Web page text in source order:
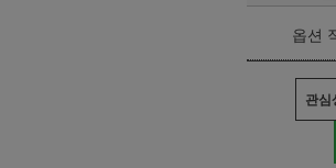
옵션
관심